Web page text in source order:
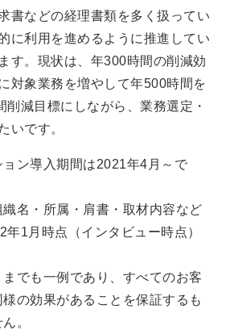
書などの経理書類を多く扱ってい
に利用を進めるように推進してい
す。現状は、年300時間の削減効
対象業務を増やして年500時間を
削減目標にしながら、業務選定・
いです。
ョン導入期間は2021年4 月～で
名・所属・肩書・取材内容など
年1 月時点（インタビュー時点）
までも一例であり、すべてのお客
の効果があることを保証するも
。